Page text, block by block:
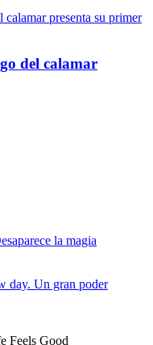
del calamar
la magia
day. Un gran poder
Feels Good